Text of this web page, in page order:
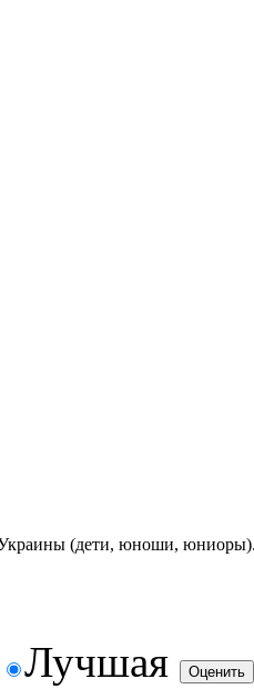
(дети, юноши,
Лучшая